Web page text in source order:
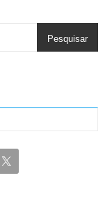
Pesquisar